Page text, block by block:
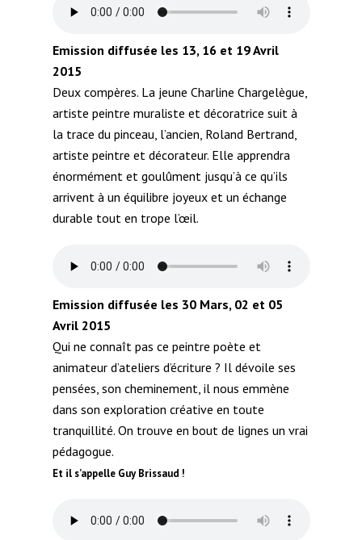
Emission diffusée les 13, 16 et 19 Avril
2015
Deux compères. La jeune Charline Chargelègue,
artiste peintre muraliste et décoratrice suit à
la trace du pinceau, l’ancien, Roland Bertrand,
artiste peintre et décorateur. Elle apprendra
énormément et goulûment jusqu’à ce qu’ils
arrivent à un équilibre joyeux et un échange
durable tout en trope l’œil.
Emission diffusée les 30 Mars, 02 et 05
Avril 2015
Qui ne connaît pas ce peintre poète et
animateur d’ateliers d’écriture ? Il dévoile ses
pensées, son cheminement, il nous emmène
dans son exploration créative en toute
tranquillité. On trouve en bout de lignes un vrai
pédagogue.
Et il s’appelle Guy Brissaud !